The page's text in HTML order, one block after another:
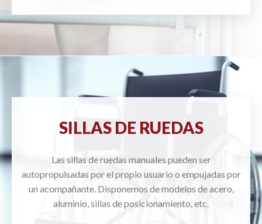
SILLAS DE RUEDAS
Las sillas de ruedas manuales pueden ser
autopropulsadas por el propio usuario o empujadas por
un acompañante. Disponemos de modelos de acero,
aluminio, sillas de posicionamiento, etc.